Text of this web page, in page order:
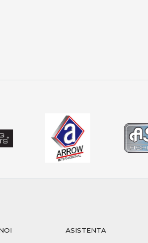
asigură sustenabilitatea
ANGLER include produse care
PRO ANGLER
echilibru între putere, control
ASISTENTA